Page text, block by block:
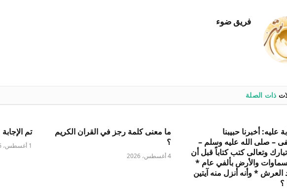
فريق ضوء
ذات الصلة
عليه: أخبرنا حبيبنا
– صلى الله عليه وسلم –
وتعالى كتب كتاباً قبل أن
والأرض بألفي عام *
العرش * وأنه أنزل منه آيتين
؟
ما معنى كلمة رجز في القران الكريم
؟
4 أغسطس، 2026
تم
1 أغسطس، 2026